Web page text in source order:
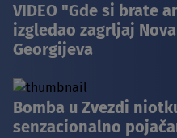
VIDEO "Gde si brate
izgledao zagrljaj
Georgijeva
Bomba u Zvezdi
senzacionalno